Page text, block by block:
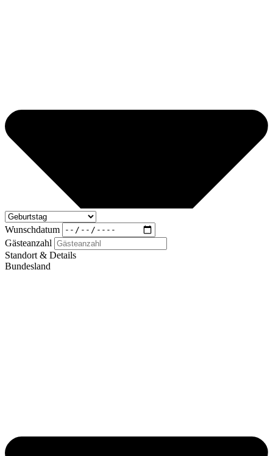
Wunschdatum
Gästeanzahl
Standort & Details
Bundesland